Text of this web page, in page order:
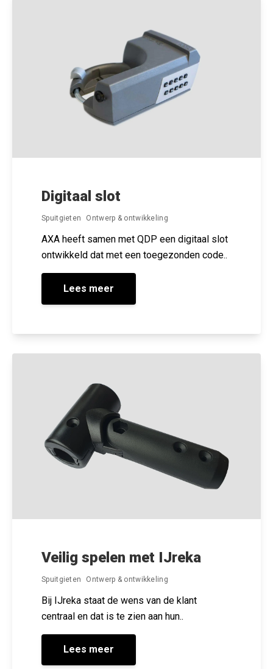
Digitaal slot
Spuitgieten Ontwerp & ontwikkeling
AXA heeft samen met QDP een digitaal slot
ontwikkeld dat met een toegezonden code..
Lees meer
Veilig spelen met IJreka
Spuitgieten Ontwerp & ontwikkeling
Bij IJreka staat de wens van de klant
centraal en dat is te zien aan hun..
Lees meer